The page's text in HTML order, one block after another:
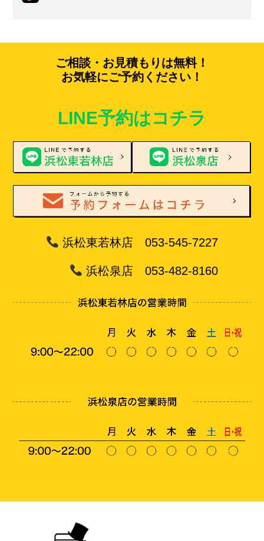
ご相談・お見積もりは無料！
お気軽にご予約ください！
LINE予約はコチラ
浜松東若林店 053-545-7227
浜松泉店 053-482-8160